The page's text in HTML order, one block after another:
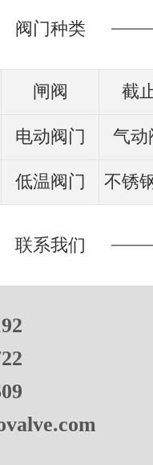
阀门种类
闸阀 截
电动阀门 气动
低温阀门 不锈
联系我们